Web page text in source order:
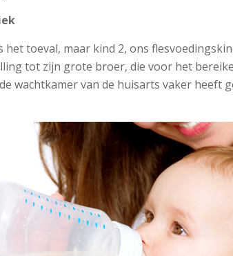
het toeval, maar kind 2, ons
tot zijn grote broer, die voor het
wachtkamer van de huisarts vaker heeft